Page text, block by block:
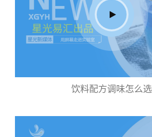
饮料配方调味怎么选